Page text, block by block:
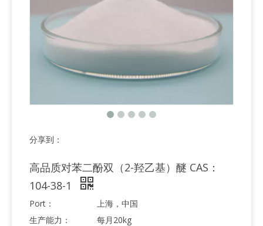
分享到：
高品质对苯二酚双（2-羟乙基）醚 CAS：
104-38-1
Port：
上海，中国
生产能力：
每月20kg